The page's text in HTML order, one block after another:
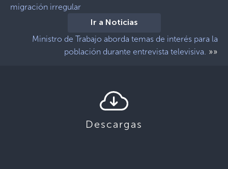
migración irregular
Ir a Noticias
Ministro de Trabajo aborda temas de interés para la
población durante entrevista televisiva. »»
Descargas